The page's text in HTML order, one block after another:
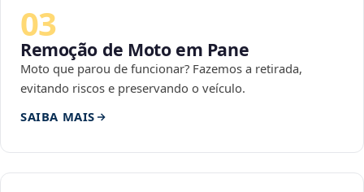
03
Remoção de Moto em Pane
Moto que parou de funcionar? Fazemos a retirada,
evitando riscos e preservando o veículo.
SAIBA MAIS